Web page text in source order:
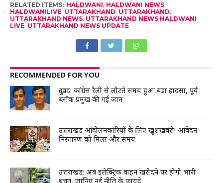
RELATED ITEMS: HALDWANI HALDWANI NEWS,
HALDWANILIVE, UTTARAKHAND UTTARAKHAND
UTTARAKHAND NEWS, UTTARAKHAND NEWS HALDWANI
LIVE, UTTARAKHAND NEWS UPDATE
RECOMMENDED FOR YOU
दुःखद: कांग्रेस रैली से लौटते समय हुआ बड़ा हादसा, पूर्व
ब्लॉक प्रमुख की गई जान
उत्तराखंड आंदोलनकारियों के लिए खुशखबरी! आवेदन
निस्तारण को मिला और समय
उत्तराखंड: अब इलेक्ट्रिक वाहन खरीदने पर होगी भारी
बचत, जानिए नई नीति के फायदे